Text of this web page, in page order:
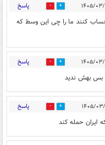
1 پاسخ
کنند ما را چی این وسط که
0 پاسخ
بس بهش ندید
0 پاسخ
ایران حمله کند